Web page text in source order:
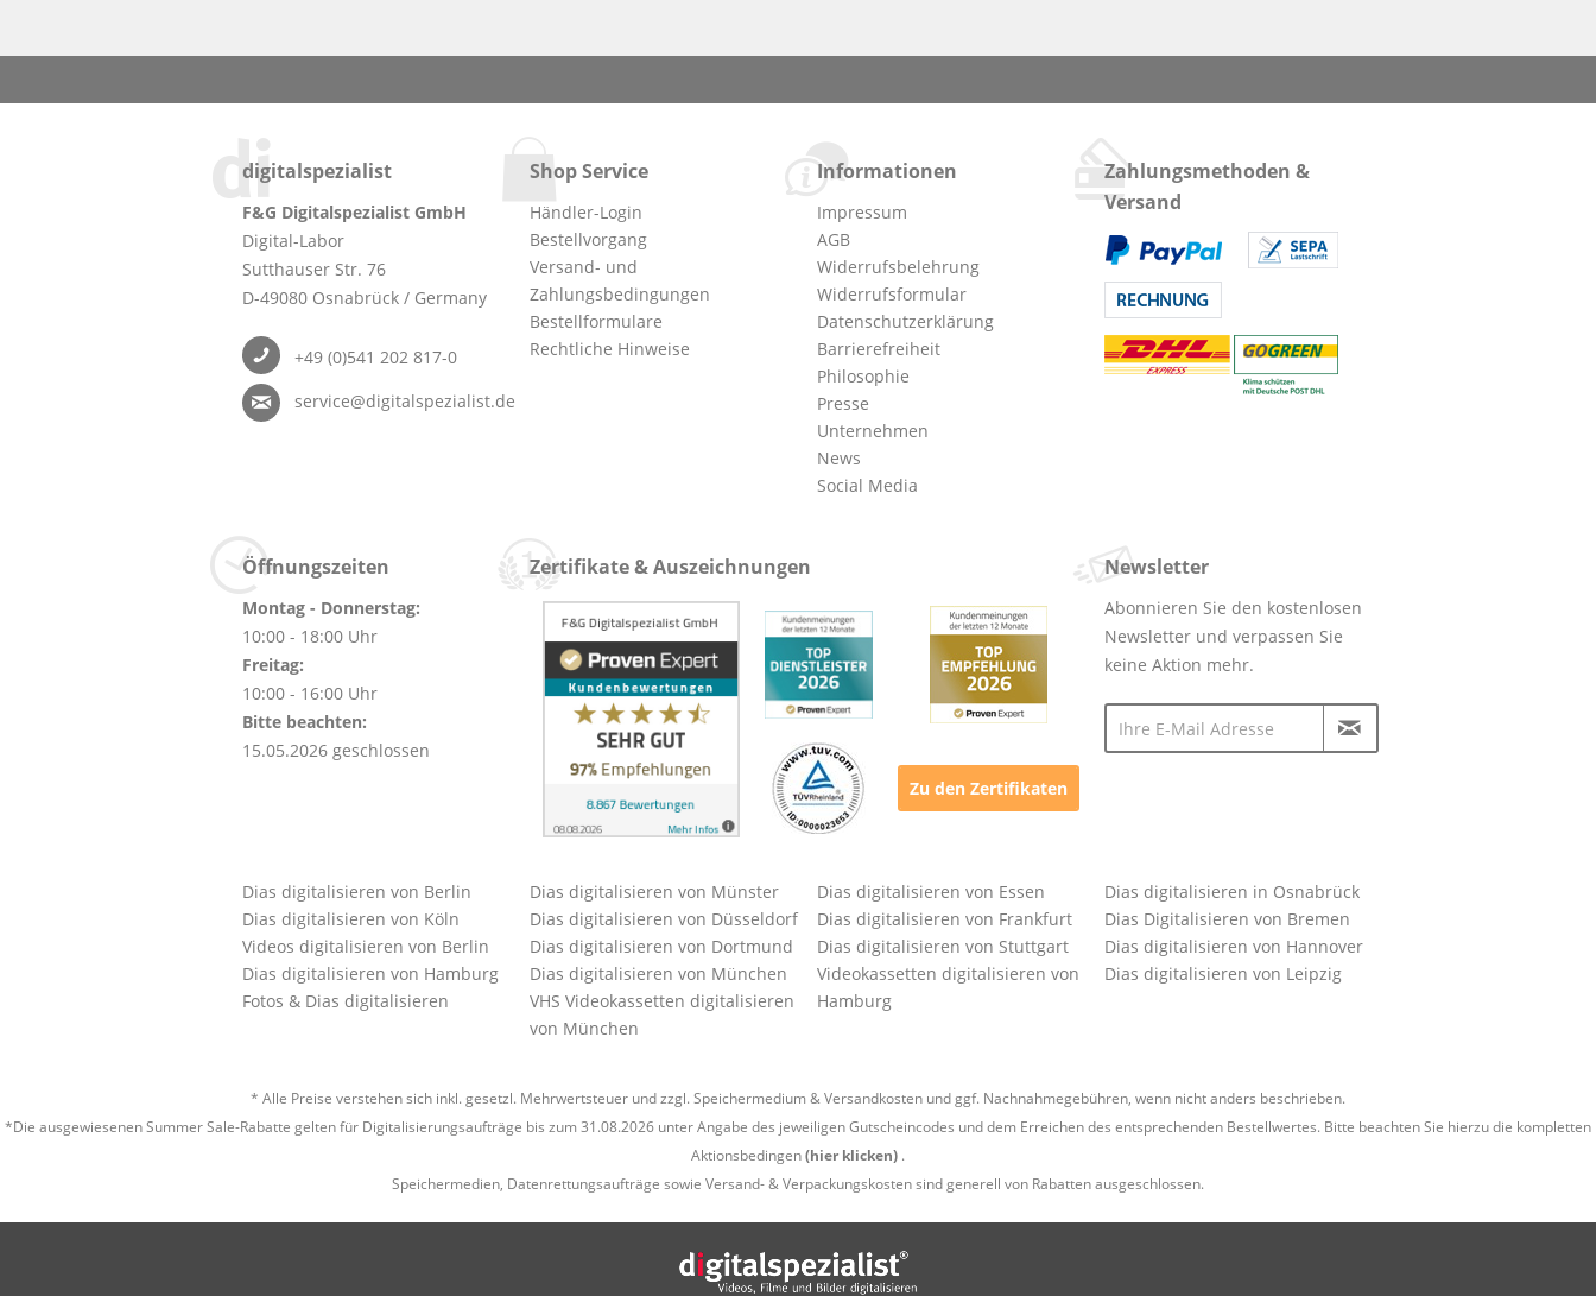
digitalspezialist
F&G Digitalspezialist GmbH
Digital-Labor
Sutthauser Str. 76
D-49080 Osnabrück / Germany
+49 (0)541 202 817-0
service@digitalspezialist.de
Shop Service
Händler-Login
Bestellvorgang
Versand- und
Zahlungsbedingungen
Bestellformulare
Rechtliche Hinweise
Informationen
Impressum
AGB
Widerrufsbelehrung
Widerrufsformular
Datenschutzerklärung
Barrierefreiheit
Philosophie
Presse
Unternehmen
News
Social Media
Zahlungsmethoden &
Versand
Öffnungszeiten
Montag - Donnerstag:
10:00 - 18:00 Uhr
Freitag:
10:00 - 16:00 Uhr
Bitte beachten:
15.05.2026 geschlossen
Zertifikate & Auszeichnungen
Zu den Zertifikaten
Newsletter
Abonnieren Sie den kostenlosen
Newsletter und verpassen Sie
keine Aktion mehr.
Dias digitalisieren von Berlin
Dias digitalisieren von Köln
Videos digitalisieren von Berlin
Dias digitalisieren von Hamburg
Fotos & Dias digitalisieren
Dias digitalisieren von Münster
Dias digitalisieren von Düsseldorf
Dias digitalisieren von Dortmund
Dias digitalisieren von München
VHS Videokassetten digitalisieren
von München
Dias digitalisieren von Essen
Dias digitalisieren von Frankfurt
Dias digitalisieren von Stuttgart
Videokassetten digitalisieren von
Hamburg
Dias digitalisieren in Osnabrück
Dias Digitalisieren von Bremen
Dias digitalisieren von Hannover
Dias digitalisieren von Leipzig
* Alle Preise verstehen sich inkl. gesetzl. Mehrwertsteuer und zzgl. Speichermedium &Versandkosten und ggf. Nachnahmegebühren, wenn nicht anders beschrieben.
*Die ausgewiesenen Summer Sale-Rabatte gelten für Digitalisierungsaufträge bis zum 31.08.2026 unter Angabe des jeweiligen Gutscheincodes und dem Erreichen des entsprechenden Bestellwertes. Bitte beachten Sie hierzu die kompletten
Aktionsbedingen(hier klicken) .
Speichermedien, Datenrettungsaufträge sowie Versand- & Verpackungskosten sind generell von Rabatten ausgeschlossen.